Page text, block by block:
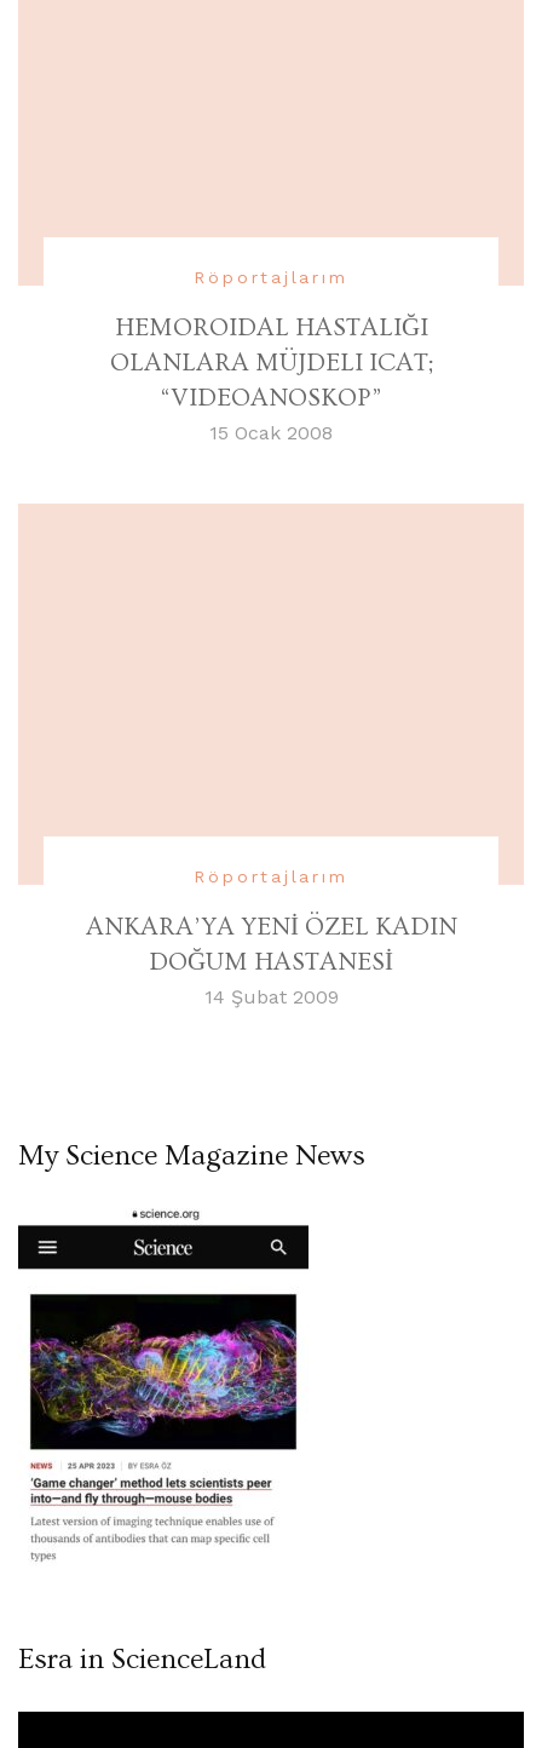
Röportajlarım
HEMOROIDAL HASTALIĞI
OLANLARA MÜJDELI ICAT;
“VIDEOANOSKOP”
15 Ocak 2008
Röportajlarım
ANKARA’YA YENİ ÖZEL KADIN
DOĞUM HASTANESİ
14 Şubat 2009
My Science Magazine News
Esra in ScienceLand